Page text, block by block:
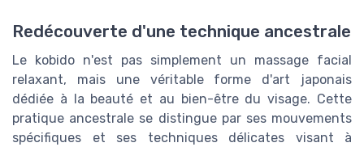
Redécouverte d'une technique ancestrale
Le kobido n'est pas simplement un massage facial
relaxant, mais une véritable forme d'art japonais
dédiée à la beauté et au bien-être du visage. Cette
pratique ancestrale se distingue par ses mouvements
spécifiques et ses techniques délicates visant à